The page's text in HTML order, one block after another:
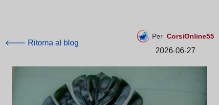
🡐 Ritorna al blog
Per CorsiOnline55
2026-06-27